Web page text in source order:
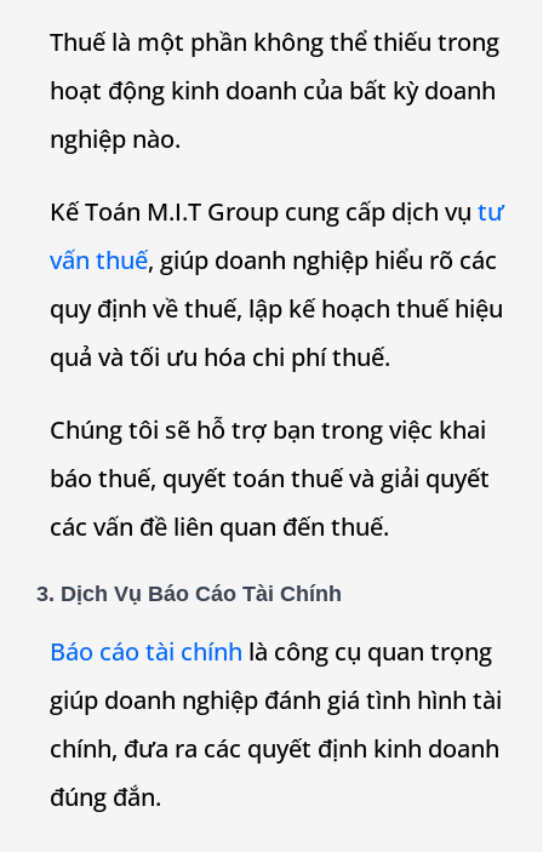
Thuế là một phần không thể thiếu trong
hoạt động kinh doanh của bất kỳ doanh
nghiệp nào.
Kế Toán M.I.T Group cung cấp dịch vụ tư
vấn thuế, giúp doanh nghiệp hiểu rõ các
quy định về thuế, lập kế hoạch thuế hiệu
quả và tối ưu hóa chi phí thuế.
Chúng tôi sẽ hỗ trợ bạn trong việc khai
báo thuế, quyết toán thuế và giải quyết
các vấn đề liên quan đến thuế.
3. Dịch Vụ Báo Cáo Tài Chính
Báo cáo tài chính là công cụ quan trọng
giúp doanh nghiệp đánh giá tình hình tài
chính, đưa ra các quyết định kinh doanh
đúng đắn.